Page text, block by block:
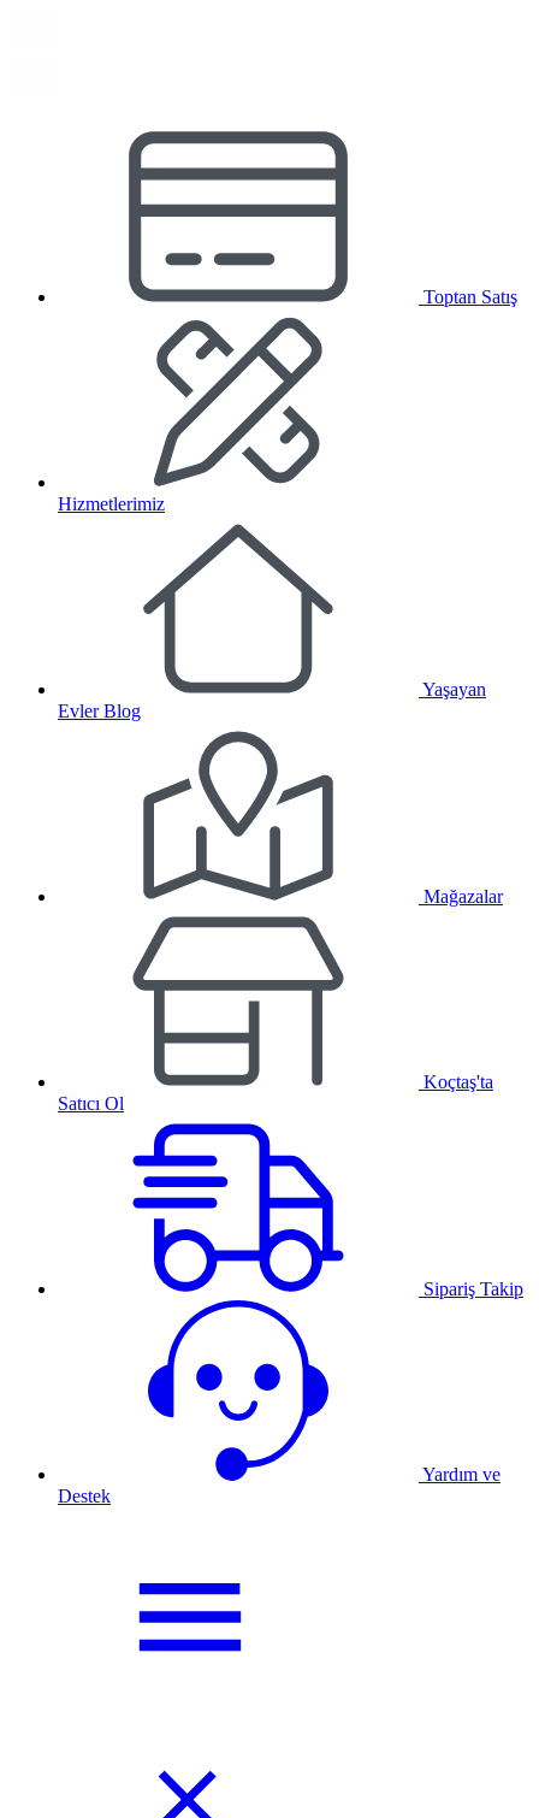
Toptan Satış
Hizmetlerimiz
Yaşayan
Evler Blog
Mağazalar
Koçtaş'ta
Satıcı Ol
Sipariş Takip
Yardım ve
Destek